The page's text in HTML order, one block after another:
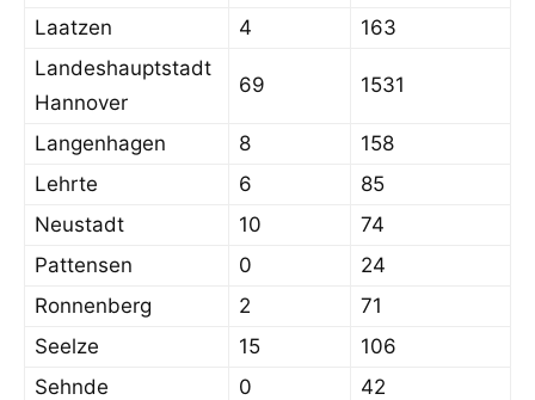
Laatzen
4
163
Landeshauptstadt
Hannover
69 1531
Langenhagen 8
158
Lehrte
6
85
Neustadt
10
74
Pattensen
0
24
Ronnenberg
2
71
Seelze
15
106
Sehnde
0
42